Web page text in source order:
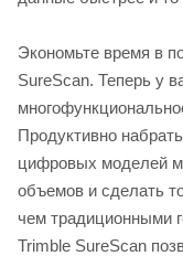
Экономьте время в
SureScan. Теперь у
Продуктивно
цифровых моделей
объемов и сделать
чем традиционными
Trimble SureScan